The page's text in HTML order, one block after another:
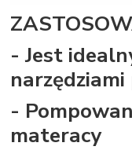
- Jest
-
materacy